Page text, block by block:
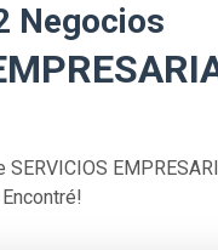
Negocios